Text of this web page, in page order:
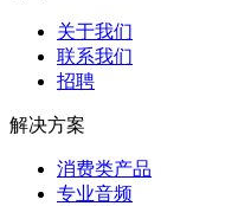
关于我们
联系我们
招聘
解决方案
消费类产品
专业音频